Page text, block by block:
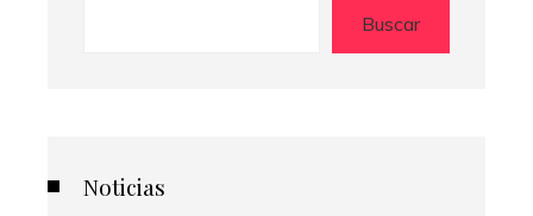
Buscar
Noticias